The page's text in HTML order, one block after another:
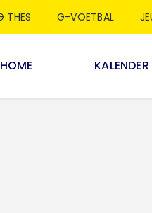
THES G-VOETBAL
HOME KALENDER